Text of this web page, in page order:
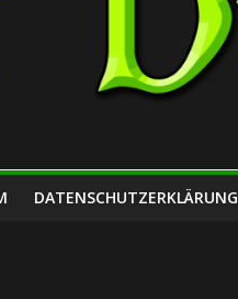
DATENSCHUTZERKLÄRUNG